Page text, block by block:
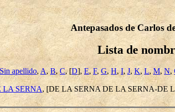
Antepasados de Carlos
Lista de
Sin apellido, A,B,C, [D],E,F, G,H,I, J, K,L, M, N,
LA SERNA, [DE LA SERNA DE LA SERNA-DE